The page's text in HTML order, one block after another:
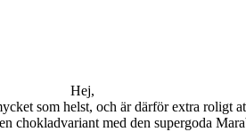
Hej,
som helst, och är därför extra roligt
chokladvariant med den supergoda